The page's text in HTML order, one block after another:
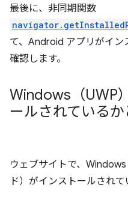
最後に、非同期関数
て、Android アプリがイン
確認します。
Windows（UWP
ールされている
ウェブサイトで、
ド）がインストールされて